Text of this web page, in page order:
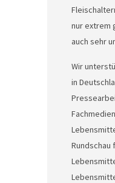
nur extrem
auch sehr
Wir
in
Rundschau